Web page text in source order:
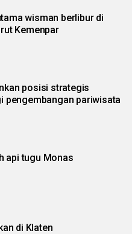
wisman berlibur di
Kemenpar
posisi strategis
pengembangan pariwisata
api tugu Monas
di Klaten